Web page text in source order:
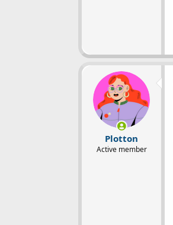
Plotton
Active member